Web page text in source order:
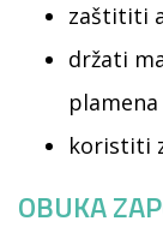
zaštititi
držati
koristiti
OBUKA